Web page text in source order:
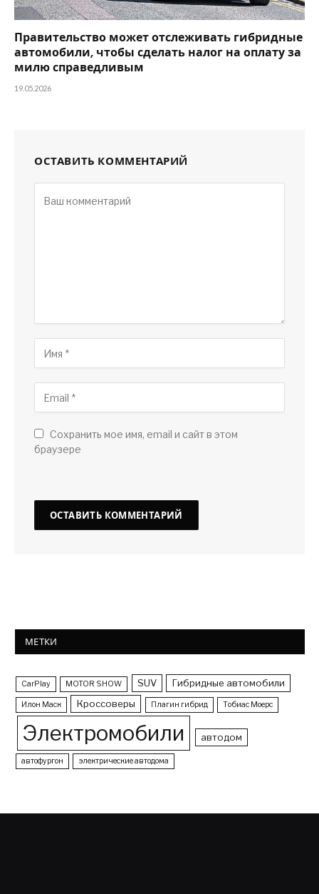
Правительство может отслеживать гибридные
автомобили, чтобы сделать налог на оплату за
милю справедливым
19.05.2026
ОСТАВИТЬ КОММЕНТАРИЙ
Сохранить мое имя, email и сайт в этом
браузере
МЕТКИ
CarPlay MOTOR SHOW SUV Гибридные автомобили
Илон Маск Кроссоверы Плагин гибрид Тобиас Моерс
Электромобили автодом
автофургон электрические автодома